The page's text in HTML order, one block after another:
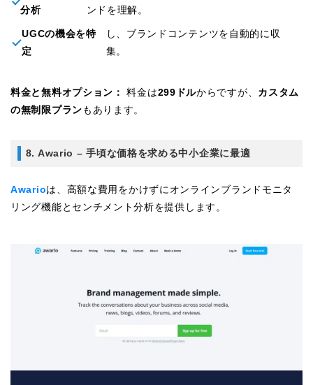
分析
ンドを理解。
UGCの機会を特
定
し、ブランドコンテンツを自動的に収
集。
料金と無料オプション： 料金は299ドルからですが、 カスタム
の無制限プランもあります。
8. Awario – 手頃な価格を求める中小企業に最適
Awarioは、高額な費用をかけずにオンラインブランドモニタ
リング機能とセンチメント分析を提供します。